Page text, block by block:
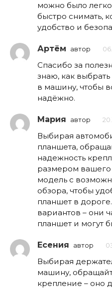
можно было
быстро снимать,
удобство и
Артём автор
Спасибо за
знаю, как
в машину, чтобы
надёжно.
Мария автор
Выбирая
планшета,
надежность
размером вашего
модель с
обзора, чтобы
планшет в
вариантов – они
планшет и могут
Есения автор
Выбирая
машину,
крепление – оно